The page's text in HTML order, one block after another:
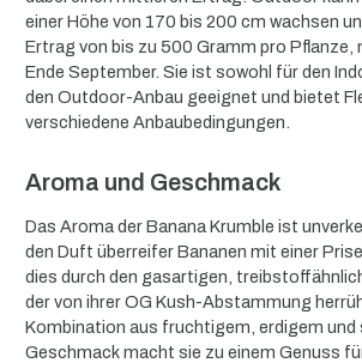
einer Höhe von 170 bis 200 cm wachsen
Ertrag von bis zu 500 Gramm pro Pflanze,
Ende September. Sie ist sowohl für den
den Outdoor-Anbau geeignet und bietet
verschiedene Anbaubedingungen.
Aroma und Geschmack
Das Aroma der Banana Krumble ist
den Duft überreifer Bananen mit einer
dies durch den gasartigen,
der von ihrer OG Kush-Abstammung
Kombination aus fruchtigem, erdigem und
Geschmack macht sie zu einem Genuss